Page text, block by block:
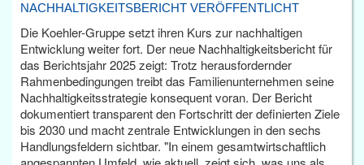
NACHHALTIGKEITSBERICHT VERÖFFENTLICHT
Die Koehler-Gruppe setzt ihren Kurs zur nachhaltigen
Entwicklung weiter fort. Der neue Nachhaltigkeitsbericht für
das Berichtsjahr 2025 zeigt: Trotz herausfordernder
Rahmenbedingungen treibt das Familienunternehmen seine
Nachhaltigkeitsstrategie konsequent voran. Der Bericht
dokumentiert transparent den Fortschritt der definierten Ziele
bis 2030 und macht zentrale Entwicklungen in den sechs
Handlungsfeldern sichtbar. "In einem gesamtwirtschaftlich